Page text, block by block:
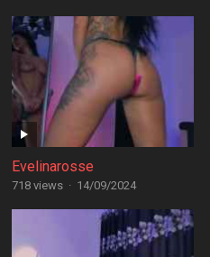
Evelinarosse
718 views · 14/09/2024